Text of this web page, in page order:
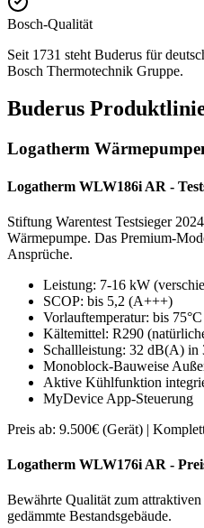
Bosch-Qualität
Seit 1731 steht Buderus für
Bosch Thermotechnik Gruppe.
Buderus
Logatherm
Logatherm WLW186i AR -
Stiftung Warentest Testsieger
Wärmepumpe. Das Premium-
Ansprüche.
Leistung: 7-16 kW
SCOP: bis 5,2 (A+++)
Vorlauftemperatur: bis 75°C
Kältemittel: R290
Schallleistung: 32 dB(A) in
Monoblock-Bauweise
Aktive Kühlfunktion
MyDevice App-Steuerung
Preis ab: 9.500€ (Gerät) |
Logatherm WLW176i AR -
Bewährte Qualität zum
gedämmte Bestandsgebäude.